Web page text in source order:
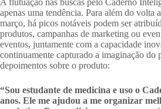
apenas uma tendência. Para além do volta
março, há picos notáveis podem ser
produtos, campanhas de marketing ou
eventos, juntamente com a capacidade
continuamente capturado a imaginação
depoimentos sobre o produto:
“Sou estudante de medicina e uso o
anos. Ele me ajudou a me organizar